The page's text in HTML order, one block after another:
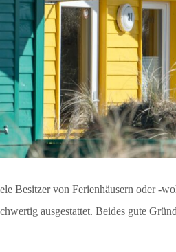
Besitzer von Ferienhäusern oder -
ausgestattet. Beides gute